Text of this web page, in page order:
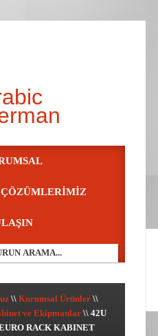
ÇÖZÜMLERIMIZ
\\Kurumsal Ürünler \\
ve Ekipmanlar \\42U
RACK KABINET